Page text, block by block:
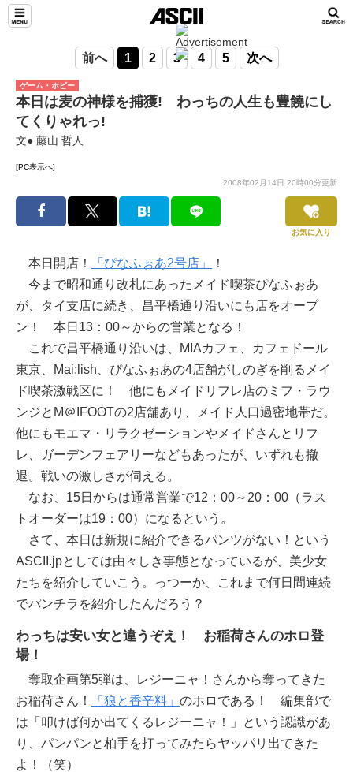
前へ 1 2 3 4 5 次へ
ゲーム・ホビー
本日は麦の神様を捕獲! わっちの人生も豊饒にし
てくりゃれっ!
文● 藤山 哲人
[PC表示へ]
2008年02月14日 20時00分更新
お気に入り
本日開店！ 「ぴなふぉあ2号店」
！
今まで昭和通り改札にあったメイド喫茶ぴなふぉあ
が、タイ支店に続き、昌平橋通り沿いにも店をオープ
ン！ 本日13：00～からの営業となる！
これで昌平橋通り沿いは、MIAカフェ、カフェドール
東京、Mai:lish、ぴなふぉあの4店舗がしのぎを削るメイ
ド喫茶激戦区に！ 他にもメイドリフレ店のミフ・ラウ
ンジとM＠IFOOTの2店舗あり、メイド人口過密地帯だ。
他にもモエマ・リラクゼーションやメイドさんとリフ
レ、ガーデンフェアリーなどもあったが、いずれも撤
退。戦いの激しさが伺える。
なお、15日からは通常営業で12：00～20：00（ラス
トオーダーは19：00）になるという。
さて、本日は新規に紹介できるパンツがない！という
ASCII.jpとしては由々しき事態となっているが、美少女
たちを紹介していこう。っつーか、これまで何日間連続
でパンチラを紹介したんだろう？
わっちは安い女と違うぞえ！ お稲荷さんのホロ登
場！
奪取企画第5弾は、レジーニャ！さんから奪ってきた
お稲荷さん！
「狼と香辛料」 のホロである！ 編集部で
は「叩けば何か出てくるレジーニャ！」という認識があ
り、パンパンと柏手を打ってみたらヤッパリ出てきた
よ！（笑）